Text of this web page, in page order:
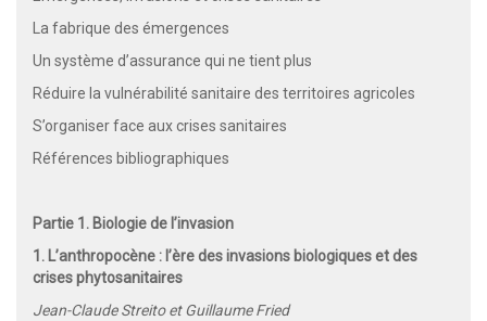
La fabrique des émergences
Un système d’assurance qui ne tient plus
Réduire la vulnérabilité sanitaire des territoires agricoles
S’organiser face aux crises sanitaires
Références bibliographiques
Partie 1. Biologie de l’invasion
1. L’anthropocène : l’ère des invasions biologiques et des
crises phytosanitaires
Jean-Claude Streito et Guillaume Fried